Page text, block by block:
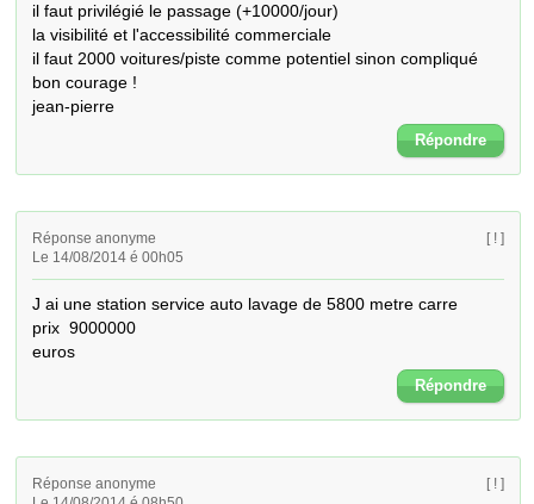
il faut privilégié le passage (+10000/jour)
la visibilité et l'accessibilité commerciale
il faut 2000 voitures/piste comme potentiel sinon compliqué
bon courage !
jean-pierre
Répondre
Réponse anonyme
Le 14/08/2014 é 00h05
[ ! ]
J ai une station service auto lavage de 5800 metre carre
prix  9000000
euros
Répondre
Réponse anonyme
[ ! ]